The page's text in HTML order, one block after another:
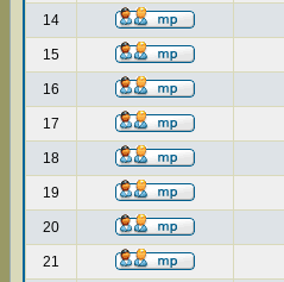
14
15
16
17
18
19
20
21